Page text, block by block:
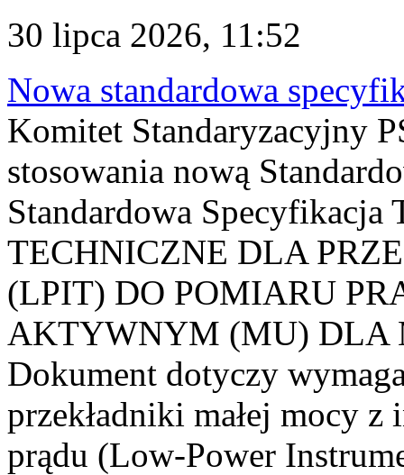
30 lipca 2026, 11:52
Nowa standardowa
Komitet Standaryzacyjny
stosowania nową
Standardowa
TECHNICZNE DLA
(LPIT) DO POMIARU
AKTYWNYM (MU) DLA
Dokument dotyczy
przekładniki małej mocy
prądu (Low-Power